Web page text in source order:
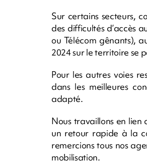
Sur certains secteurs,
des difficultés d’accès
ou Télécom gênants),
2024 sur le territoire se
Pour les autres voies
dans les meilleures
adapté.
Nous travaillons en lien
un retour rapide à la
remercions tous nos
mobilisation.